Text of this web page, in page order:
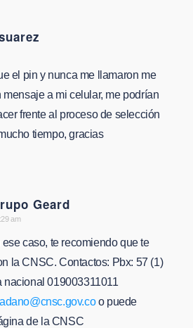
el pin y nunca me llamaron me
a mi celular, me podrían
frente al proceso de selección
tiempo, gracias
Geard
am
caso, te recomiendo que te
la CNSC. Contactos: Pbx: 57 (1)
nacional 019003311011
o puede
de la CNSC